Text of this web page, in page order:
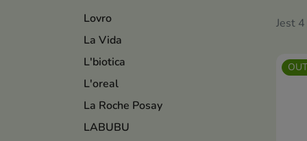
Lovro
La Vida
L'biotica
L'oreal
La Roche Posay
LABUBU
Jest